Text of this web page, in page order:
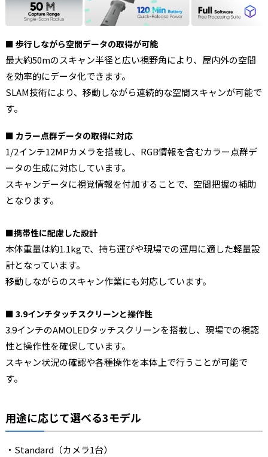
■ 歩行しながら空間データの取得が可能
最大約50mのスキャン半径と広い視野角により、屋内外の空間
を効率的にデータ化できます。
SLAM技術により、移動しながら連続的な空間スキャンが可能で
す。
■ カラー点群データの取得に対応
1/2インチ12MPカメラを搭載し、RGB情報を含むカラー点群デ
ータの生成に対応しています。
スキャンデータに視覚情報を付加することで、空間把握の補助
となります。
■携帯性に配慮した設計
本体重量は約1.1kgで、持ち運びや現場での運用に適した軽量設
計となっています。
移動しながらのスキャン作業にも対応しています。
■ 3.9インチタッチスクリーンと操作性
3.9インチのAMOLEDタッチスクリーンを搭載し、現場での視認
性と操作性を確保しています。
スキャン状況の確認や各種操作を本体上で行うことが可能で
す。
用途に応じて選べる3モデル
・Standard（カメラ1台）